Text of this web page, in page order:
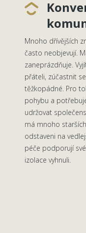
Mnoho dřívějších
často neobjevují.
zaneprázdňuje.
přáteli, zúčastnit
těžkopádné. Pro
pohybu a
udržovat
má mnoho
odstaveni na
péče podporují
izolace vyhnuli.